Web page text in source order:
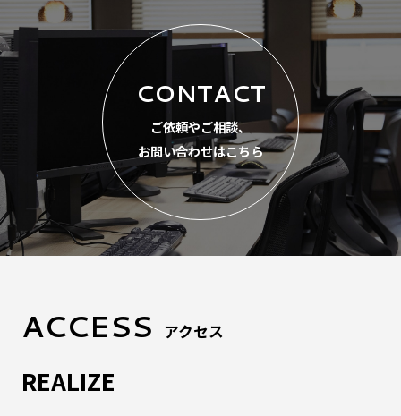
CONTACT
ご依頼やご相談、
お問い合わせはこちら
ACCESS アクセス
REALIZE